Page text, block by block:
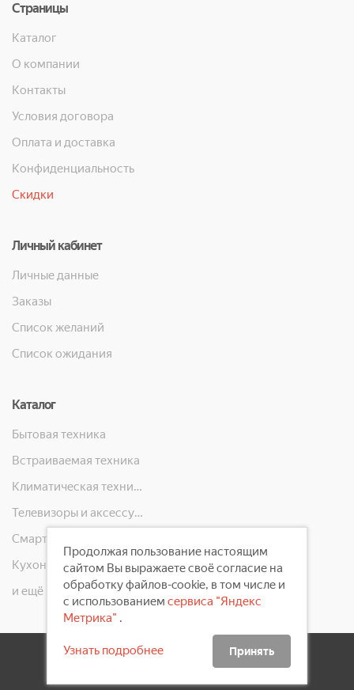
Страницы
Каталог
О компании
Контакты
Условия договора
Оплата и доставка
Конфиденциальность
Скидки
Личный кабинет
Личные данные
Заказы
Список желаний
Список ожидания
Каталог
Бытовая техника
Встраиваемая техника
Климатическая техника
Телевизоры и аксессуары
Кухонная техника
и ещё 10 категорий
2008 - 2026 ©Первый Электронный Магазин
Продолжая пользование настоящим
сайтом Вы выражаете своё согласие на
обработку файлов-cookie, в том числе и
с использованием сервиса "Яндекс
Метрика" .
Узнать подробнее Принять